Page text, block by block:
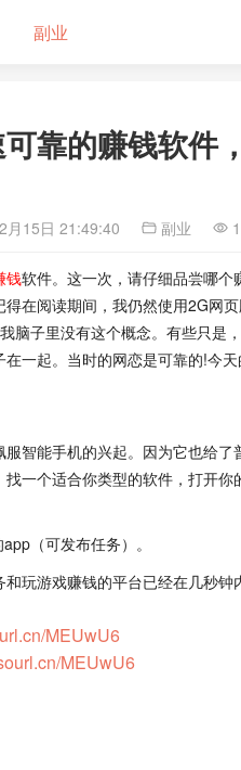
副业
靠的赚钱软件
月15日 21:49:40 副业
钱软件。这一次，请仔细品尝哪
得在阅读期间，我仍然使用2G网
脑子里没有这个概念。 有些只是
一起。当时的网恋是可靠的!今天
服智能手机的兴起。因为它也给
一个适合你类型的软件，打开你
（可发布任务）。
玩游戏赚钱的平台已经在几秒钟
MEUwU6
MEUwU6